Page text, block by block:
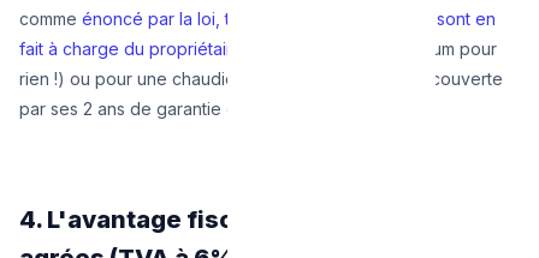
comme énoncé par la loi, toutes les grandes pièces sont en
fait à charge du propriétaire
, le locataire paie l'omnium pour
rien !) ou pour une chaudière complètement neuve couverte
par ses 2 ans de garantie constructeurs.
4. L'avantage fiscal des plombiers